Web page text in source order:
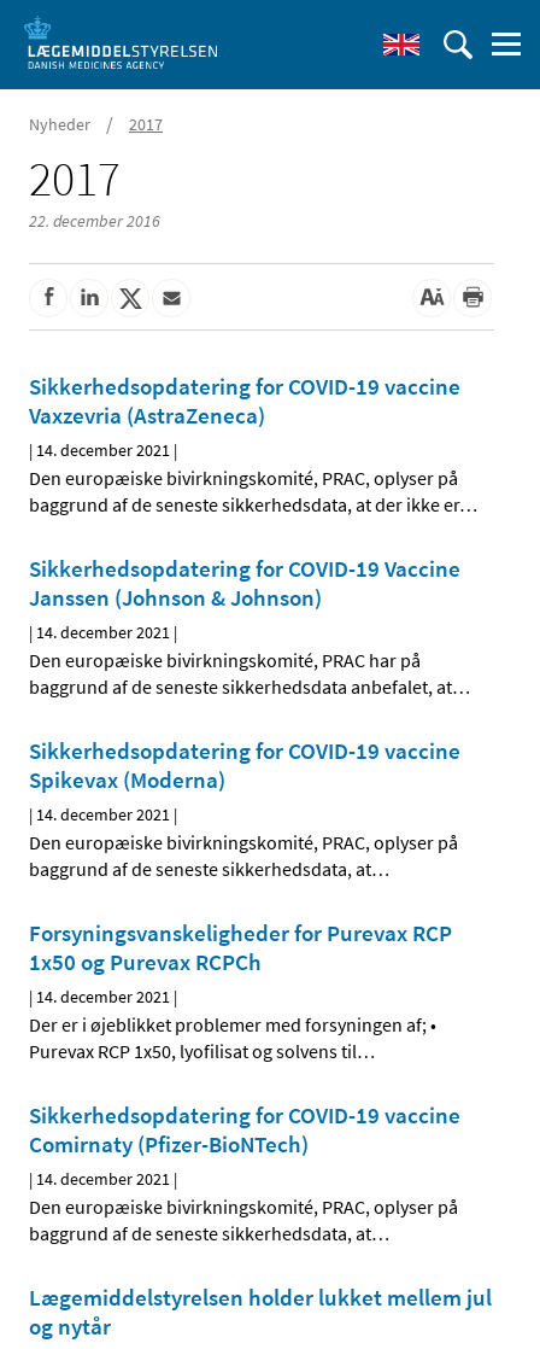
Nyheder / 2017
2017
22. december 2016
Sikkerhedsopdatering for COVID-19 vaccine
Vaxzevria (AstraZeneca)
| 14. december 2021 |
Den europæiske bivirkningskomité, PRAC, oplyser på
baggrund af de seneste sikkerhedsdata, at der ikke er…
Sikkerhedsopdatering for COVID-19 Vaccine
Janssen (Johnson & Johnson)
| 14. december 2021 |
Den europæiske bivirkningskomité, PRAC har på
baggrund af de seneste sikkerhedsdata anbefalet, at…
Sikkerhedsopdatering for COVID-19 vaccine
Spikevax (Moderna)
| 14. december 2021 |
Den europæiske bivirkningskomité, PRAC, oplyser på
baggrund af de seneste sikkerhedsdata, at…
Forsyningsvanskeligheder for Purevax RCP
1x50 og Purevax RCPCh
| 14. december 2021 |
Der er i øjeblikket problemer med forsyningen af; •
Purevax RCP 1x50, lyofilisat og solvens til…
Sikkerhedsopdatering for COVID-19 vaccine
Comirnaty (Pfizer-BioNTech)
| 14. december 2021 |
Den europæiske bivirkningskomité, PRAC, oplyser på
baggrund af de seneste sikkerhedsdata, at…
Lægemiddelstyrelsen holder lukket mellem jul
og nytår